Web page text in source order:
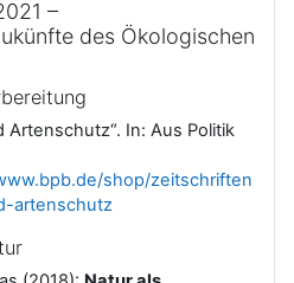
–
des Ökologischen
In: Aus Politik
shop/zeitschriften
artenschutz